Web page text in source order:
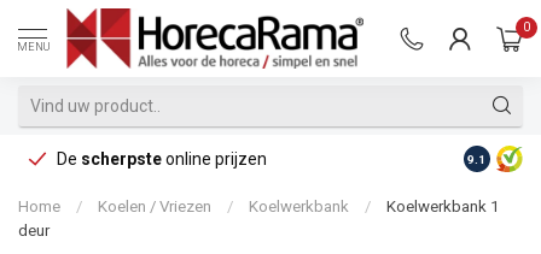
MENU
0
De scherpsteonline prijzen Op
9.1
Home / Koelen / Vriezen / Koelwerkbank /
Koelwerkbank 1
deur